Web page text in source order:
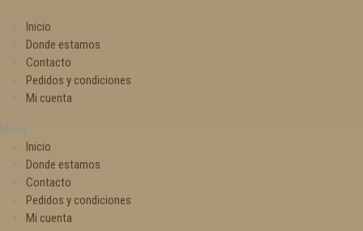
Inicio
Donde estamos
Contacto
Pedidos y condiciones
Mi cuenta
Menu
Inicio
Donde estamos
Contacto
Pedidos y condiciones
Mi cuenta